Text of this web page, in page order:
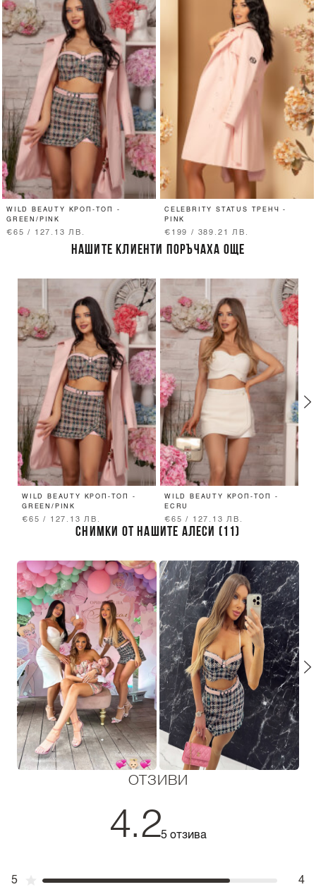
WILD BEAUTY КРОП-ТОП -
GREEN/PINK
€65 / 127.13 ЛВ.
CELEBRITY STATUS ТРЕНЧ -
PINK
€199 / 389.21 ЛВ.
НАШИТЕ КЛИЕНТИ ПОРЪЧАХА ОЩЕ
WILD BEAUTY КРОП-ТОП -
GREEN/PINK
€65 / 127.13 ЛВ.
WILD BEAUTY КРОП-ТОП -
ECRU
€65 / 127.13 ЛВ.
СНИМКИ ОТ НАШИТЕ АЛЕСИ (11)
ОТЗИВИ
4.25 отзива
5
4